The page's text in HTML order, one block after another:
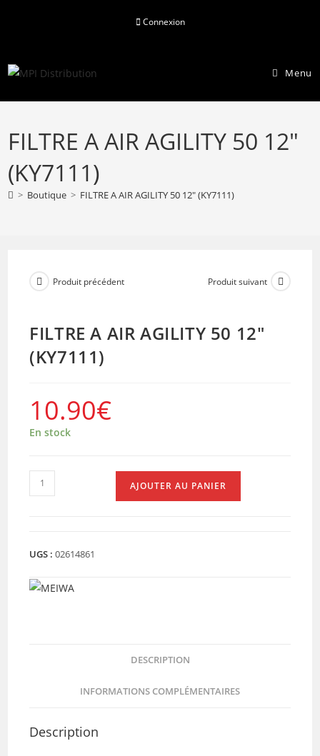
Connexion
Menu
FILTRE A AIR AGILITY 50 12″
(KY7111)
> Boutique > FILTRE A AIR AGILITY 50 12″ (KY7111)
Produit précédent Produit suivant
FILTRE A AIR AGILITY 50 12″
(KY7111)
10.90€
En stock
quantité
de
AIR
50
AJOUTER AU PANIER
UGS :02614861
DESCRIPTION
INFORMATIONS COMPLÉMENTAIRES
Description